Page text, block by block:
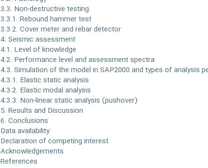
3.3. Non-destructive testing
3.3.1. Rebound hammer test
3.3.2. Cover meter and rebar detector
4. Seismic assessment
4.1. Level of knowledge
4.2. Performance level and assessment spectra
4.3. Simulation of the model in SAP2000 and types of analysis
4.3.1. Elastic static analysis
4.3.2. Elastic modal analysis
4.3.3. Non-linear static analysis (pushover)
5. Results and Discussion
6. Conclusions
Data availability
Declaration of competing interest
Acknowledgements
References